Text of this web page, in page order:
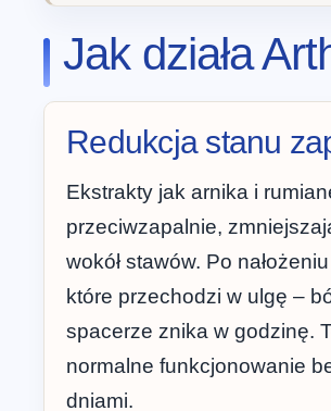
Jak działa
Redukcja stanu
Ekstrakty jak arnika i
przeciwzapalnie,
wokół stawów. Po
które przechodzi w ulgę –
spacerze znika w godzinę.
normalne funkcjonowanie
dniami.